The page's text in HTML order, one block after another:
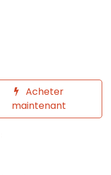
Acheter
maintenant